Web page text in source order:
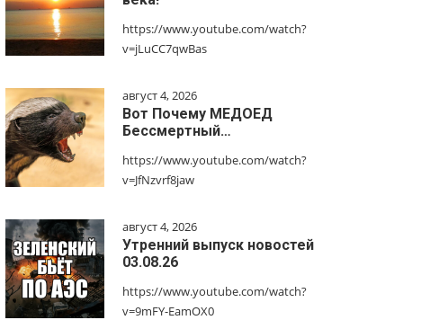
https://www.youtube.com/watch?
v=jLuCC7qwBas
август 4, 2026
Вот Почему МЕДОЕД
Бессмертный…
https://www.youtube.com/watch?
v=JfNzvrf8jaw
август 4, 2026
Утренний выпуск новостей
03.08.26
https://www.youtube.com/watch?
v=9mFY-EamOX0